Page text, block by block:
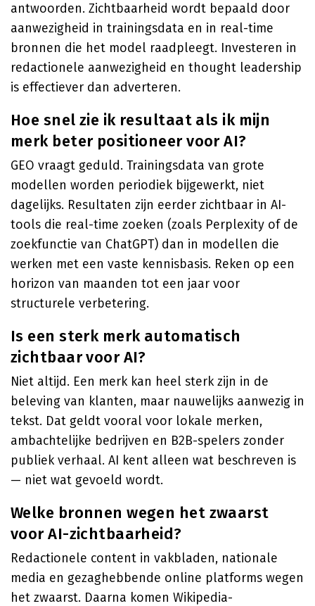
antwoorden. Zichtbaarheid wordt bepaald door
aanwezigheid in trainingsdata en in real-time
bronnen die het model raadpleegt. Investeren in
redactionele aanwezigheid en thought leadership
is effectiever dan adverteren.
Hoe snel zie ik resultaat als ik mijn
merk beter positioneer voor AI?
GEO vraagt geduld. Trainingsdata van grote
modellen worden periodiek bijgewerkt, niet
dagelijks. Resultaten zijn eerder zichtbaar in AI-
tools die real-time zoeken (zoals Perplexity of de
zoekfunctie van ChatGPT) dan in modellen die
werken met een vaste kennisbasis. Reken op een
horizon van maanden tot een jaar voor
structurele verbetering.
Is een sterk merk automatisch
zichtbaar voor AI?
Niet altijd. Een merk kan heel sterk zijn in de
beleving van klanten, maar nauwelijks aanwezig in
tekst. Dat geldt vooral voor lokale merken,
ambachtelijke bedrijven en B2B-spelers zonder
publiek verhaal. AI kent alleen wat beschreven is
— niet wat gevoeld wordt.
Welke bronnen wegen het zwaarst
voor AI-zichtbaarheid?
Redactionele content in vakbladen, nationale
media en gezaghebbende online platforms wegen
het zwaarst. Daarna komen Wikipedia-